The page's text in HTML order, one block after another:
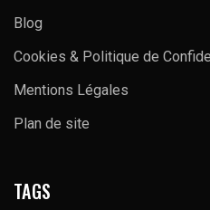
Blog
Cookies & Politique de
Mentions Légales
Plan de site
TAGS